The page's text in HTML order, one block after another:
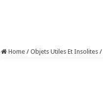
Home / Objets Utiles Et Insolites /